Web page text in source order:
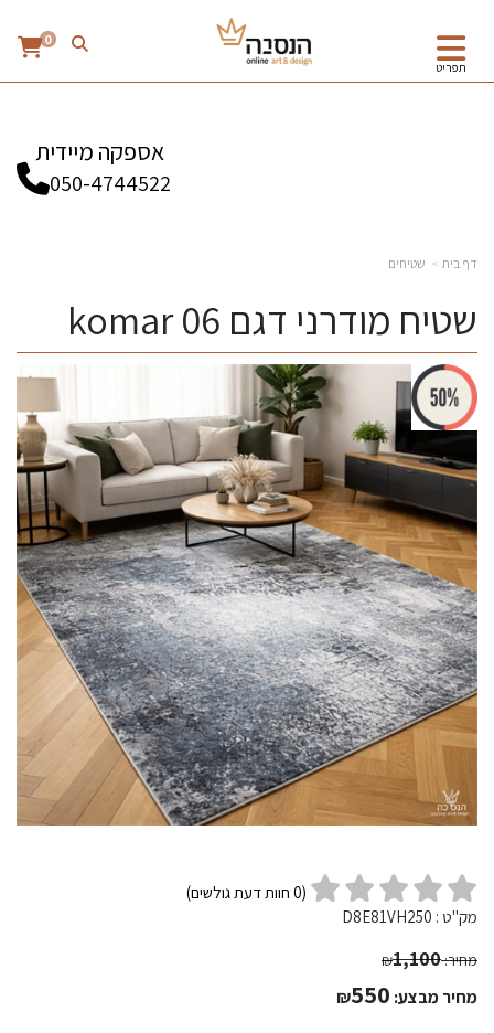
תפריט
0
אספקה מיידית
050-4744522
דף בית שטיחים
שטיח מודרני דגם komar 06
(
0 חוות דעת גולשים)
מק"ט : D8E81VH250
מחיר: ₪1,100
מחיר מבצע: ₪550